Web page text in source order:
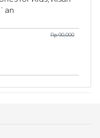
Rp 90,000